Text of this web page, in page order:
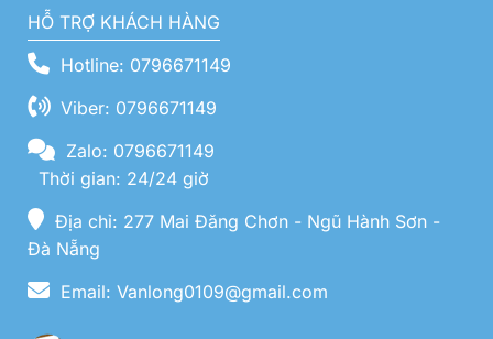
HỖ TRỢ KHÁCH HÀNG
Hotline: 0796671149
Viber: 0796671149
Zalo: 0796671149
Thời gian: 24/24 giờ
Địa chỉ: 277 Mai Đăng Chơn - Ngũ Hành Sơn -
Đà Nẵng
Email: Vanlong0109@gmail.com